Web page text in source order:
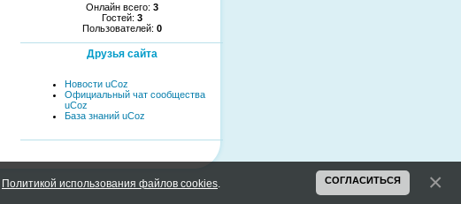
Онлайн всего: 3
Гостей: 3
Пользователей: 0
Друзья сайта
Новости uCoz
Официальный чат сообщества
uCoz
База знаний uCoz
Политикой использования файлов cookies СОГЛАСИТЬСЯ